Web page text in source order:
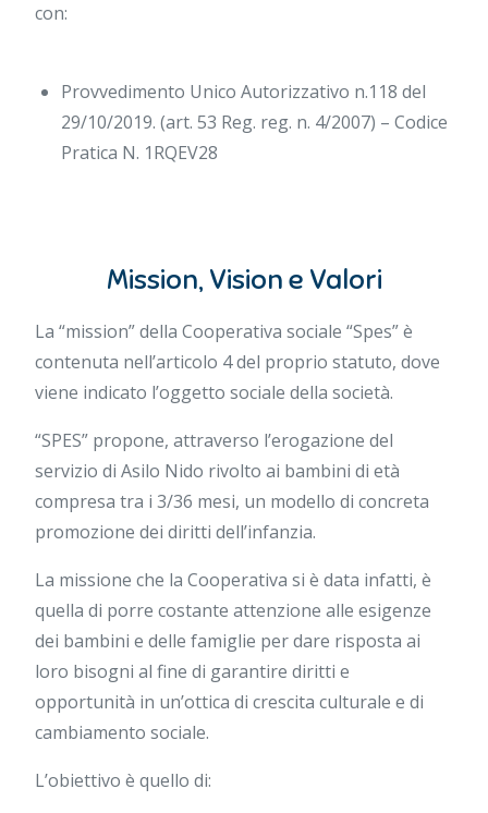
con:
Provvedimento Unico Autorizzativo n.118 del
29/10/2019. (art. 53 Reg. reg. n. 4/2007) – Codice
Pratica N. 1RQEV28
Mission, Vision e Valori
La “mission” della Cooperativa sociale “Spes” è
contenuta nell’articolo 4 del proprio statuto, dove
viene indicato l’oggetto sociale della società.
“SPES” propone, attraverso l’erogazione del
servizio di Asilo Nido rivolto ai bambini di età
compresa tra i 3/36 mesi, un modello di concreta
promozione dei diritti dell’infanzia.
La missione che la Cooperativa si è data infatti, è
quella di porre costante attenzione alle esigenze
dei bambini e delle famiglie per dare risposta ai
loro bisogni al fine di garantire diritti e
opportunità in un’ottica di crescita culturale e di
cambiamento sociale.
L’obiettivo è quello di: